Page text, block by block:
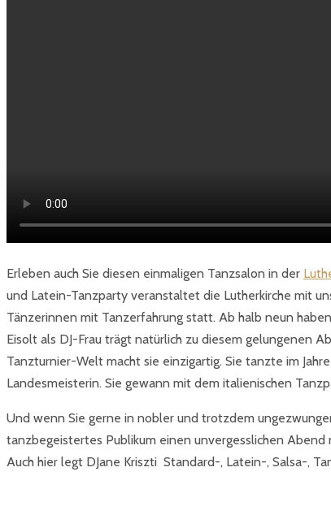
Erleben auch Sie diesen einmaligen Tanzsalon in der
und Latein-Tanzparty veranstaltet die Lutherkirche mit
Tänzerinnen mit Tanzerfahrung statt. Ab halb neun
Eisolt als DJ-Frau trägt natürlich zu diesem gelungenen
Tanzturnier-Welt macht sie einzigartig. Sie tanzte im
Landesmeisterin. Sie gewann mit dem italienischen
Und wenn Sie gerne in nobler und trotzdem
tanzbegeistertes Publikum einen unvergesslichen
Auch hier legt DJane Kriszti Standard-, Latein-, Salsa-,